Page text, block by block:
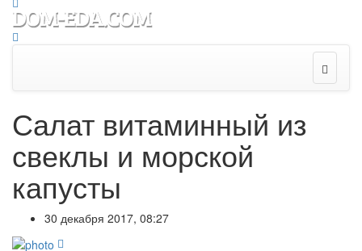
Салат витаминный из
свеклы и морской
капусты
30 декабря 2017, 08:27